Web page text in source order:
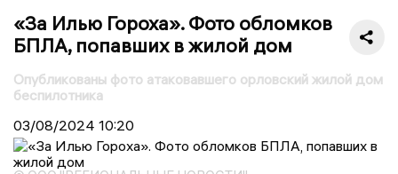
«За Илью Гороха». Фото обломков
БПЛА, попавших в жилой дом
Опубликованы фото атаковавшего орловский жилой дом
беспилотника
03/08/2024 10:20